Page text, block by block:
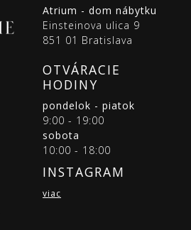
Atrium - dom nábytku
Einsteinova ulica 9
851 01 Bratislava
OTVÁRACIE
HODINY
pondelok - piatok
9:00 - 19:00
sobota
10:00 - 18:00
INSTAGRAM
viac